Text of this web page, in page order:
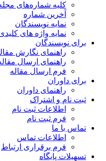
کلیه شماره‌های مجله
آخرین شماره
نمایه نویسندگان
نمایه واژه های کلیدی
برای نویسندگان
راهنمای نگارش مقاله
راهنمای ارسال مقاله
فرم ارسال مقاله
برای داوران
راهنمای داوران
ثبت نام و اشتراک
اطلاعات ثبت نام
فرم ثبت نام
تماس با ما
اطلاعات تماس
فرم برقراری ارتباط
تسهیلات پایگاه